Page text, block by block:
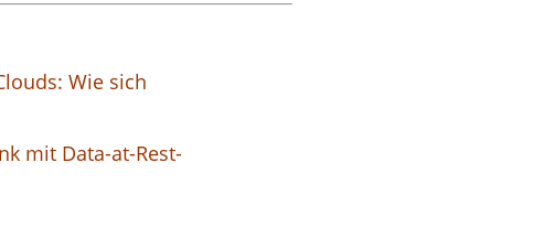
Wie sich
mit Data-at-Rest-